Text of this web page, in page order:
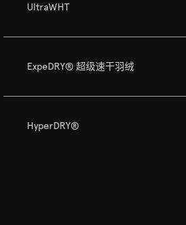
UltraWHT
ExpeDRY® 超级速干羽绒
HyperDRY®